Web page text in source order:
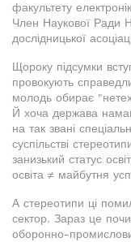
факультету
Член Наукової Ради
дослідницької
Щороку підсумки
провокують
молодь обирає
Й хоча держава
на так звані
суспільстві
занизький статус
освіта ≠ майбутня
А стереотипи ці
сектор. Зараз це
оборонно-